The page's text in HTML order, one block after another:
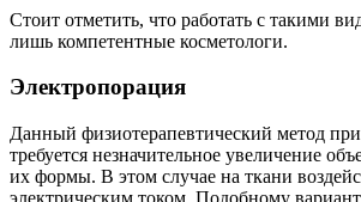
Стоит отметить, что работать с такими
лишь компетентные косметологи.
Электропорация
Данный физиотерапевтический метод
требуется незначительное увеличение
их формы. В этом случае на ткани
электрическим током. Подобному